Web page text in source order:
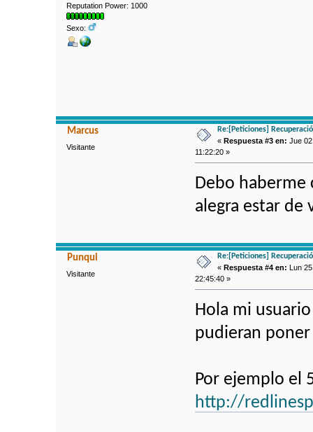
Reputation Power: 1000
Sexo:
Marcus
Visitante
Re:[Peticiones]
«Respuesta #3 en: Jue
11:22:20 »
Debo
alegra estar de
Punqui
Visitante
Re:[Peticiones]
«Respuesta #4 en: Lun
22:45:40 »
Hola mi
pudieran
Por ejemplo el
http://